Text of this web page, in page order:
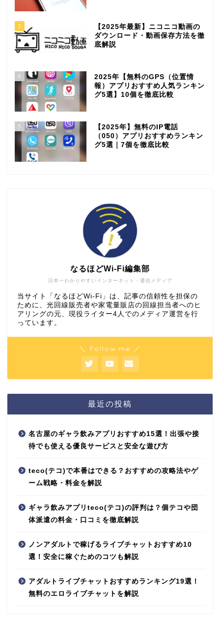
3
【2025年最新】ニコニコ動画の
ダウンロード・動画保存方法を徹
底解説
4
2025年【無料のGPS（位置情
報）アプリおすすめ人気ランキン
グ5選】10個を徹底比較
5
【2025年】無料のIP電話
（050）アプリおすすめランキン
グ5選｜7個を徹底比較
日本一わかりやすいインターネット・通信メディア
なるほどWi-Fi編集部
当サイト「なるほどWi-Fi」は、記事の信頼性を担保の
ために、光回線販売者や家電量販店の回線担当者へのヒ
アリングの元、現役ライター4人でのメディア運営を行
っています。
＼ Follow me ／
最近の投稿
名古屋のギャラ飲みアプリおすすめ15選！出張や接
待でも使える優良サービスと安全な遊び方
teco(テコ)で本番はできる？おすすめの攻略法やゲ
ーム戦略・料金を解説
ギャラ飲みアプリteco(テコ)の評判は？個テコや団
体派遣の料金・口コミを徹底解説
ノンアダルトで稼げるライブチャットおすすめ10
選！安全に稼ぐためのコツも解説
アダルトライブチャットおすすめランキング19選！
無料のエロライブチャットを解説